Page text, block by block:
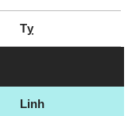
Tỵ
Linh